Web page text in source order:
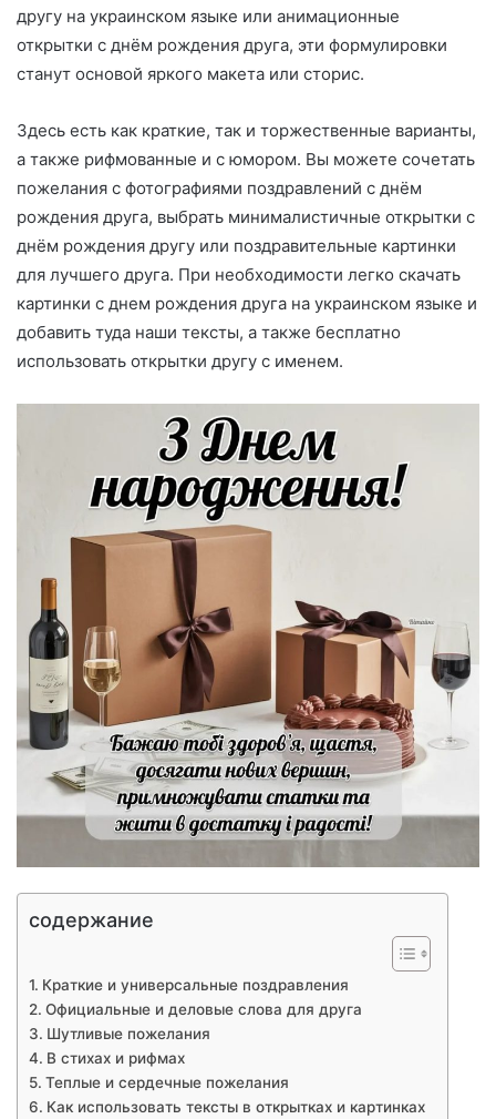
другу на украинском языке или анимационные
открытки с днём рождения друга, эти формулировки
станут основой яркого макета или сторис.
Здесь есть как краткие, так и торжественные варианты,
а также рифмованные и с юмором. Вы можете сочетать
пожелания с фотографиями поздравлений с днём
рождения друга, выбрать минималистичные открытки с
днём рождения другу или поздравительные картинки
для лучшего друга. При необходимости легко скачать
картинки с днем рождения друга на украинском языке и
добавить туда наши тексты, а также бесплатно
использовать открытки другу с именем.
содержание
Краткие и универсальные поздравления
Официальные и деловые слова для друга
Шутливые пожелания
В стихах и рифмах
Теплые и сердечные пожелания
Как использовать тексты в открытках и картинках